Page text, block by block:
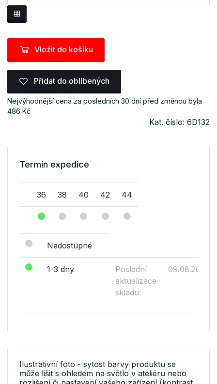
Vložit do košíku
Přidat do oblíbených
Nejvýhodnější cena za posledních 30 dní před změnou byla
486 Kč
Kat. číslo: 6D132
Termín expedice
36 38 40 42 44
Nedostupné
1-3 dny
Poslední
aktualizace
skladu:
09.08.2026
Ilustrativní foto - sytost barvy produktu se
může lišit s ohledem na světlo v ateliéru nebo